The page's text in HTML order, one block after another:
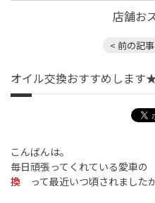
店舗お
< 前の記
オイル交換おすすめします
こんばんは。
毎日頑張ってくれている愛車の
換 って最近いつ頃されました